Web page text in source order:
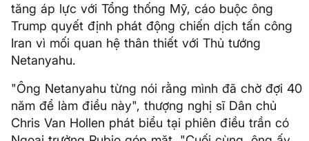
tăng áp lực với Tổng thống Mỹ, cáo buộc ông
Trump quyết định phát động chiến dịch tấn công
Iran vì mối quan hệ thân thiết với Thủ tướng
Netanyahu.
"Ông Netanyahu từng nói rằng mình đã chờ đợi 40
năm để làm điều này", thượng nghị sĩ Dân chủ
Chris Van Hollen phát biểu tại phiên điều trần có